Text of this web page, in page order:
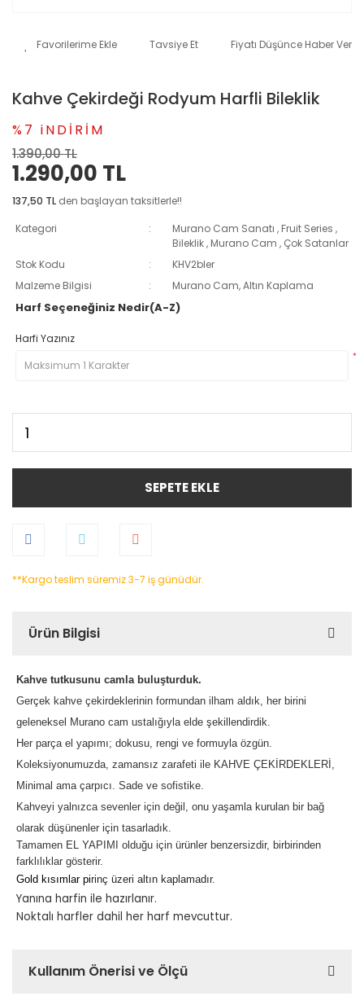
Tavsiye Et Fiyatı Düşünce Haber Ver
Kahve Çekirdeği Rodyum Harfli Bileklik
%7 iNDİRİM
1.390,00 TL
1.290,00 TL
137,50 TL den başlayan taksitlerle!!
Kategori
Murano Cam Sanatı , Fruit Series ,
Bileklik, Murano Cam , Çok Satanlar
Stok Kodu
KHV2bler
Malzeme Bilgisi
Murano Cam, Altın Kaplama
Harf Seçeneğiniz Nedir(A-Z)
Harfi Yazınız
*
SEPETE EKLE
**Kargo teslim süremiz 3-7 iş günüdür.
Ürün Bilgisi
Kahve tutkusunu camla buluşturduk.
Gerçek kahve çekirdeklerinin formundan ilham aldık, her birini
geleneksel Murano cam ustalığıyla elde şekillendirdik.
Her parça el yapımı; dokusu, rengi ve formuyla özgün.
Koleksiyonumuzda, zamansız zarafeti ile KAHVE ÇEKİRDEKLERİ,
Minimal ama çarpıcı. Sade ve sofistike.
Kahveyi yalnızca sevenler için değil, onu yaşamla kurulan bir bağ
olarak düşünenler için tasarladık.
Tamamen EL YAPIMI olduğu için ürünler benzersizdir, birbirinden
farklılıklar gösterir.
Gold kısımlar pirinç üzeri altın kaplamadır.
Yanına harfin ile hazırlanır.
Noktalı harfler dahil her harf mevcuttur.
Kullanım Önerisi ve Ölçü